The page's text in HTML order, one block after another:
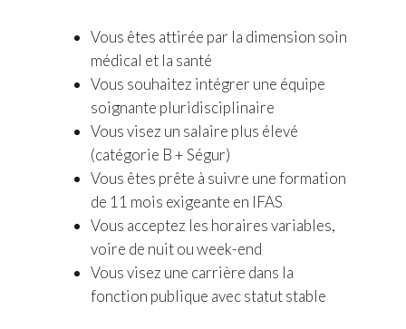
Vous êtes attirée par la dimension soin
médical et la santé
Vous souhaitez intégrer une équipe
soignante pluridisciplinaire
Vous visez un salaire plus élevé
(catégorie B + Ségur)
Vous êtes prête à suivre une formation
de 11 mois exigeante en IFAS
Vous acceptez les horaires variables,
voire de nuit ou week-end
Vous visez une carrière dans la
fonction publique avec statut stable